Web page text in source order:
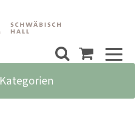
Kategorien